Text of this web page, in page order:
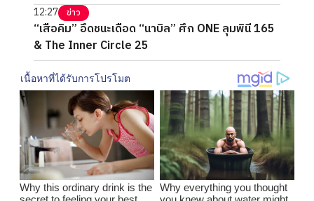
12:27 ข่าว
“เสือคิม” อึดชนะเดือด “นาบิล” ศึก ONE ลุมพินี 165
& The Inner Circle 25